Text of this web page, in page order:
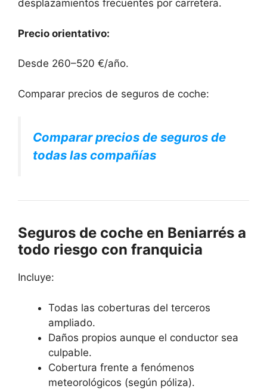
desplazamientos frecuentes por carretera.
Precio orientativo:
Desde 260–520 €/año.
Comparar precios de seguros de coche:
Comparar precios de seguros de
todas las compañías
Seguros de coche en Beniarrés a
todo riesgo con franquicia
Incluye:
Todas las coberturas del terceros
ampliado.
Daños propios aunque el conductor sea
culpable.
Cobertura frente a fenómenos
meteorológicos (según póliza).